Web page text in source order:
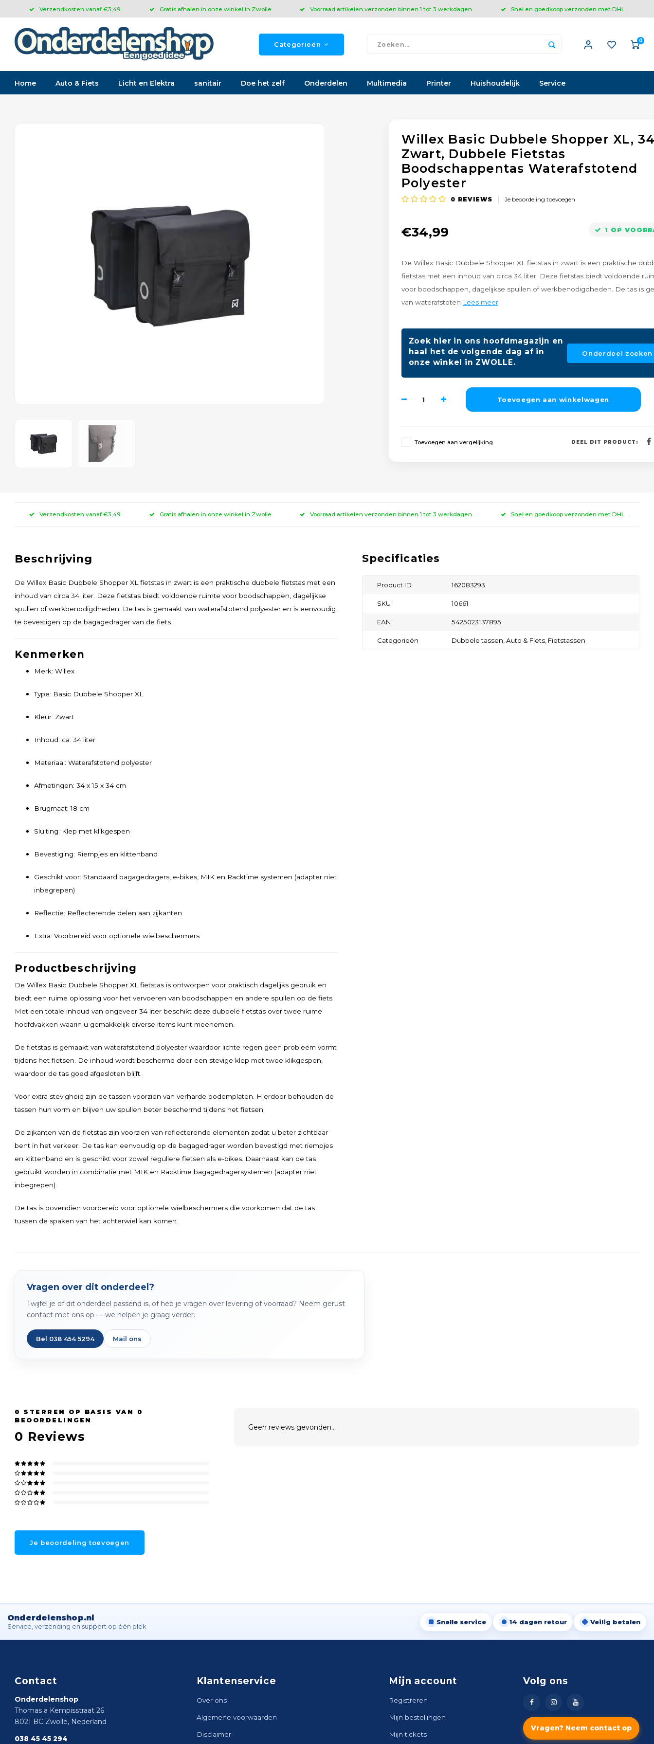
Verzendkosten vanaf €3,49 Gratis afhalen in onze winkel in Zwolle Voorraad artikelen verzonden binnen 1 tot 3 werkdagen Snel en goedkoop verzonden met DHL
Categorieën 0
Home Auto & Fiets Licht en Elektra sanitair Doe het zelf Onderdelen Multimedia Printer Huishoudelijk Service
Willex Basic Dubbele Shopper XL,
Zwart, Dubbele Fietstas
Boodschappentas Waterafstotend
Polyester
0 REVIEWS Je beoordeling toevoegen
€34,99 1 OP
De Willex Basic Dubbele Shopper XL fietstas in zwart is een praktische
fietstas met een inhoud van circa 34 liter. Deze fietstas biedt voldoende
voor boodschappen, dagelijkse spullen of werkbenodigdheden. De tas is
van waterafstoten Lees meer
Zoek hier in ons hoofdmagazijn en
haal het de volgende dag af in
onze winkel in ZWOLLE.
Onderdeel zoeken
Toevoegen aan winkelwagen
Toevoegen aan vergelijking DEEL DIT PRODUCT:
Verzendkosten vanaf €3,49 Gratis afhalen in onze winkel in Zwolle Voorraad artikelen verzonden binnen 1 tot 3 werkdagen Snel en goedkoop verzonden met DHL
Beschrijving
De Willex Basic Dubbele Shopper XL fietstas in zwart is een praktische dubbele fietstas met een
inhoud van circa 34 liter. Deze fietstas biedt voldoende ruimte voor boodschappen, dagelijkse
spullen of werkbenodigdheden. De tas is gemaakt van waterafstotend polyester en is eenvoudig
te bevestigen op de bagagedrager van de fiets.
Kenmerken
Merk: Willex
Type: Basic Dubbele Shopper XL
Kleur: Zwart
Inhoud: ca. 34 liter
Materiaal: Waterafstotend polyester
Afmetingen: 34 x 15 x 34 cm
Brugmaat: 18 cm
Sluiting: Klep met klikgespen
Bevestiging: Riempjes en klittenband
Geschikt voor: Standaard bagagedragers, e-bikes, MIK en Racktime systemen (adapter niet
inbegrepen)
Reflectie: Reflecterende delen aan zijkanten
Extra: Voorbereid voor optionele wielbeschermers
Productbeschrijving
De Willex Basic Dubbele Shopper XL fietstas is ontworpen voor praktisch dagelijks gebruik en
biedt een ruime oplossing voor het vervoeren van boodschappen en andere spullen op de fiets.
Met een totale inhoud van ongeveer 34 liter beschikt deze dubbele fietstas over twee ruime
hoofdvakken waarin u gemakkelijk diverse items kunt meenemen.
De fietstas is gemaakt van waterafstotend polyester waardoor lichte regen geen probleem vormt
tijdens het fietsen. De inhoud wordt beschermd door een stevige klep met twee klikgespen,
waardoor de tas goed afgesloten blijft.
Voor extra stevigheid zijn de tassen voorzien van verharde bodemplaten. Hierdoor behouden de
tassen hun vorm en blijven uw spullen beter beschermd tijdens het fietsen.
De zijkanten van de fietstas zijn voorzien van reflecterende elementen zodat u beter zichtbaar
bent in het verkeer. De tas kan eenvoudig op de bagagedrager worden bevestigd met riempjes
en klittenband en is geschikt voor zowel reguliere fietsen als e-bikes. Daarnaast kan de tas
gebruikt worden in combinatie met MIK en Racktime bagagedragersystemen (adapter niet
inbegrepen).
De tas is bovendien voorbereid voor optionele wielbeschermers die voorkomen dat de tas
tussen de spaken van het achterwiel kan komen.
Specificaties
Product ID 162083293
SKU 10661
EAN 5425023137895
Categorieën Dubbele tassen, Auto & Fiets, Fietstassen
Vragen over dit onderdeel?
Twijfel je of dit onderdeel passend is, of heb je vragen over levering of voorraad? Neem gerust
contact met ons op — we helpen je graag verder.
Bel 038 454 5294 Mail ons
0 STERREN OP BASIS VAN 0
BEOORDELINGEN
0 Reviews
Je beoordeling toevoegen
Geen reviews gevonden...
Onderdelenshop.nl
Service, verzending en support op één plek
Snelle service 14 dagen retour Veilig betalen
Contact
Onderdelenshop
Thomas a Kempisstraat 26
8021 BC Zwolle, Nederland
038 45 45 294
Klantenservice
Over ons
Algemene voorwaarden
Disclaimer
Mijn account
Registreren
Mijn bestellingen
Mijn tickets
Volg ons
Vragen? Neem contact op